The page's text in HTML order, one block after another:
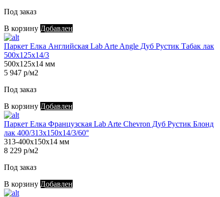
Под заказ
В корзину Добавлен
Паркет Елка Английская Lab Arte Angle Дуб Рустик Табак лак
500х125х14/3
500х125х14 мм
5 947 р/м2
Под заказ
В корзину Добавлен
Паркет Елка Французская Lab Arte Chevron Дуб Рустик Блонд
лак 400/313х150х14/3/60°
313-400х150х14 мм
8 229 р/м2
Под заказ
В корзину Добавлен